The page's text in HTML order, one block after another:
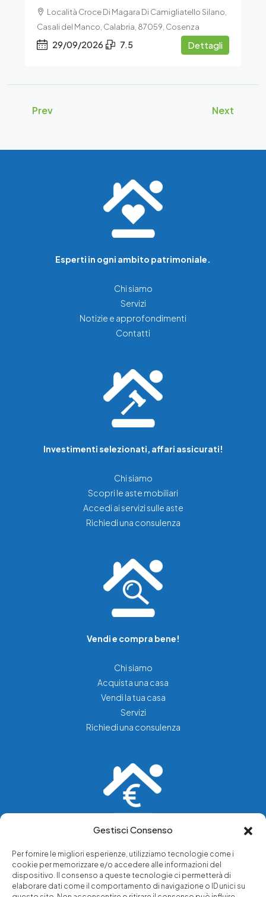
Gestisci Consenso
Per fornire le migliori esperienze, utilizziamo tecnologie come i
cookie per memorizzare e/o accedere alle informazioni del
dispositivo. Il consenso a queste tecnologie ci permetterà di
elaborare dati come il comportamento di navigazione o ID unici su
Località Croce Di Magara Di Camigliatello Silano,
Casali del Manco, Calabria, 87059, Cosenza
29/09/2026 7.5 Dettagli
Prev Next
Esperti in ogni ambito patrimoniale.
Chi siamo
Servizi
Notizie e approfondimenti
Contatti
Investimenti selezionati, affari assicurati!
Chi siamo
Scopri le aste mobiliari
Accedi ai servizi sulle aste
Richiedi una consulenza
Vendi e compra bene!
Chi siamo
Acquista una casa
Vendi la tua casa
Servizi
Richiedi una consulenza
Chi siamo
Servizi di tutela legale